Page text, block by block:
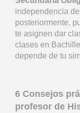
independencia
posteriormente,
te asignen dar
clases en
depende de tu
6 Consejos
profesor de